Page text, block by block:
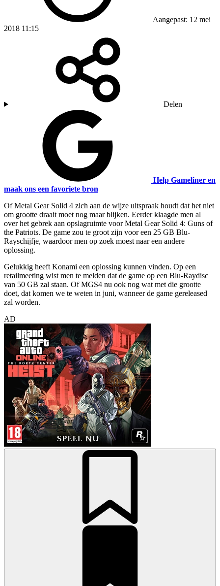
Aangepast: 12 mei
2018 11:15
Delen
Help Gameliner en
maak ons een favoriete bron
Of Metal Gear Solid 4 zich aan de wijze uitspraak houdt dat het niet
om grootte draait moet nog maar blijken. Eerder klaagde men al
over het gebrek aan opslagruimte voor Metal Gear Solid 4: Guns of
the Patriots. De game zou te groot zijn voor een 25 GB Blu-
Rayschijfje, waardoor men op zoek moest naar een andere
oplossing.
Gelukkig heeft Konami een oplossing kunnen vinden. Op een
retailmeeting wist men te melden dat de game op een Blu-Raydisc
van 50 GB zal staan. Of MGS4 nu ook nog wat met die grootte
doet, dat komen we te weten in juni, wanneer de game gereleased
zal worden.
AD